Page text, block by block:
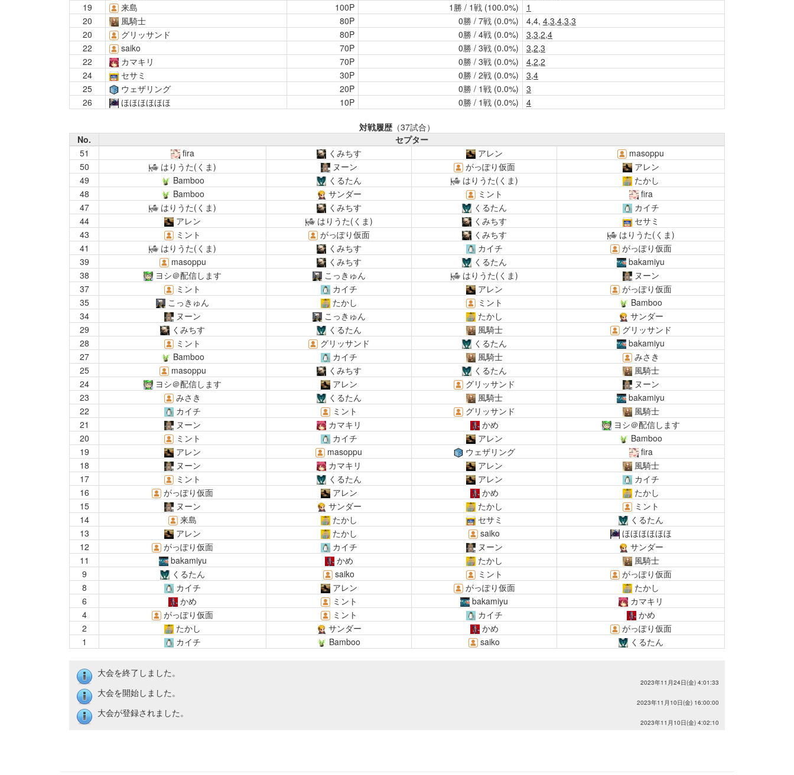
19
来島 100P 1勝 / 1戦 (100.0%)
1
20
風騎士 80P 0勝 / 7戦 (0.0%) 4,4, 4,3,4,3,3
20
グリッサンド 80P 0勝 / 4戦 (0.0%)
3,3,2,4
22
saiko 70P 0勝 / 3戦 (0.0%)
3,2,3
22
カマキリ 70P 0勝 / 3戦 (0.0%)
4,2,2
24
セサミ 30P 0勝 / 2戦 (0.0%)
3,4
25
ウェザリング 20P 0勝 / 1戦 (0.0%)
3
26
ほほほほほほ 10P 0勝 / 1戦 (0.0%) 4
対戦履歴 （37試合）
No.
セプター
51
fira くみちす アレン
masoppu
50
はりうた(くま) ヌーン がっぽり仮面
アレン
49
Bamboo くるたん はりうた(くま)
たかし
48
Bamboo サンダー ミント
fira
47
はりうた(くま) くみちす くるたん
カイチ
44
アレン はりうた(くま) くみちす
セサミ
43
ミント がっぽり仮面 くみちす
はりうた(くま)
41
はりうた(くま) くみちす カイチ
がっぽり仮面
39
masoppu くみちす くるたん
bakamiyu
38
ヨシ＠配信します こっきゅん はりうた(くま)
ヌーン
37
ミント カイチ アレン
がっぽり仮面
35
こっきゅん たかし ミント
Bamboo
34
ヌーン こっきゅん たかし
サンダー
29
くみちす くるたん 風騎士
グリッサンド
28
ミント グリッサンド くるたん
bakamiyu
27
Bamboo カイチ 風騎士
みさき
25
masoppu くみちす くるたん
風騎士
24
ヨシ＠配信します アレン グリッサンド
ヌーン
23
みさき くるたん 風騎士
bakamiyu
22
カイチ ミント グリッサンド
風騎士
21
ヌーン カマキリ かめ
ヨシ＠配信します
20
ミント カイチ アレン
Bamboo
19
アレン masoppu ウェザリング
fira
18
ヌーン カマキリ アレン
風騎士
17
ミント くるたん アレン
カイチ
16
がっぽり仮面 アレン かめ
たかし
15
ヌーン サンダー たかし
ミント
14
来島 たかし セサミ
くるたん
13
アレン たかし saiko
ほほほほほほ
12
がっぽり仮面 カイチ ヌーン
サンダー
11
bakamiyu かめ たかし
風騎士
9
くるたん saiko ミント
がっぽり仮面
8
カイチ アレン がっぽり仮面
たかし
6
かめ ミント bakamiyu
カマキリ
4
がっぽり仮面 ミント カイチ
かめ
2
たかし サンダー かめ
がっぽり仮面
1
カイチ Bamboo saiko くるたん
大会を終了しました。
2023年11月24日(金) 4:01:33
大会を開始しました。
2023年11月10日(金) 16:00:00
大会が登録されました。
2023年11月10日(金) 4:02:10